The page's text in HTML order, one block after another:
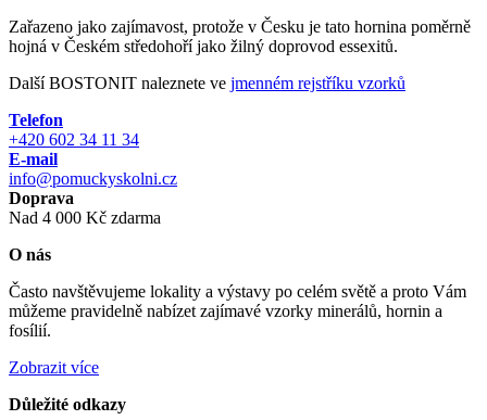
Zařazeno jako zajímavost, protože v Česku je tato hornina poměrně
hojná v Českém středohoří jako žilný doprovod essexitů.
Další BOSTONIT naleznete ve jmenném rejstříku vzorků
Telefon
+420 602 34 11 34
E-mail
info@pomuckyskolni.cz
Doprava
Nad 4 000 Kč zdarma
O nás
Často navštěvujeme lokality a výstavy po celém světě a proto Vám
můžeme pravidelně nabízet zajímavé vzorky minerálů, hornin a
fosílií.
Zobrazit více
Důležité odkazy